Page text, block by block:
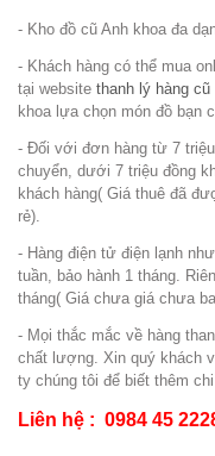
- Kho đồ cũ Anh khoa đa
- Khách hàng có thể mua
tại website thanh lý hàng cũ
khoa lựa chọn món đồ bạn
- Đối với đơn hàng từ 7
chuyển, dưới 7 triệu đồng
khách hàng( Giá thuê đã
rẻ).
- Hàng điện tử điện lạnh
tuần, bảo hành 1 tháng.
tháng( Giá chưa giá chưa
- Mọi thắc mắc về hàng
chất lượng. Xin quý khách
ty chúng tôi để biết thêm chi
Liên hệ : 0984 45